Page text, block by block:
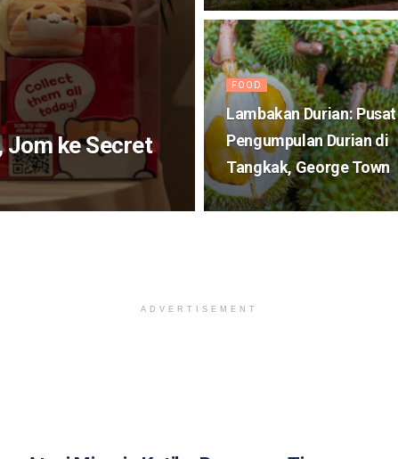
Jom ke Secret
FOOD
Lambakan Durian: Pusat
Pengumpulan Durian di
Tangkak, George Town
ADVERTISEMENT